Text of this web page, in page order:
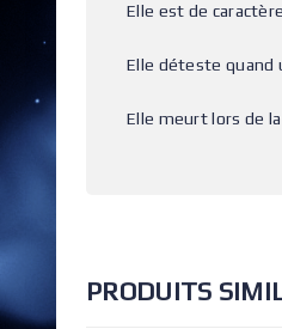
Elle est de
Elle déteste quand
Elle meurt lors de
PRODUITS